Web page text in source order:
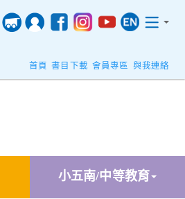
首頁 書目下載 會員專區 與我連絡
小五南/中等教育